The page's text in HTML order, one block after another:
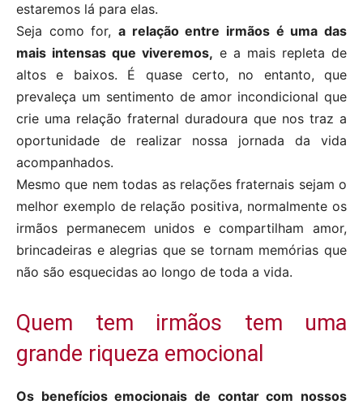
estaremos lá para elas.
Seja como for, a relação entre irmãos é uma das
mais intensas que viveremos, e a mais repleta de
altos e baixos. É quase certo, no entanto, que
prevaleça um sentimento de amor incondicional que
crie uma relação fraternal duradoura que nos traz a
oportunidade de realizar nossa jornada da vida
acompanhados.
Mesmo que nem todas as relações fraternais sejam o
melhor exemplo de relação positiva, normalmente os
irmãos permanecem unidos e compartilham amor,
brincadeiras e alegrias que se tornam memórias que
não são esquecidas ao longo de toda a vida.
Quem tem irmãos tem uma
grande riqueza emocional
Os benefícios emocionais de contar com nossos